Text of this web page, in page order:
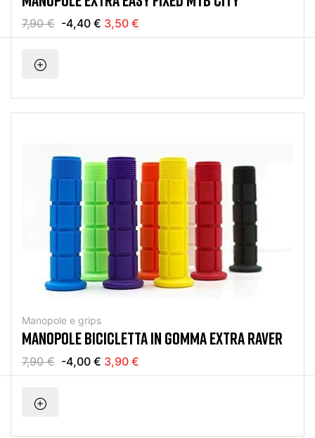
7,90 € -4,40 € 3,50 €
Manopole e grips
MANOPOLE BICICLETTA IN GOMMA EXTRA RAVER
7,90 € -4,00 € 3,90 €